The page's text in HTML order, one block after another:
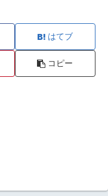
はてブ
コピー